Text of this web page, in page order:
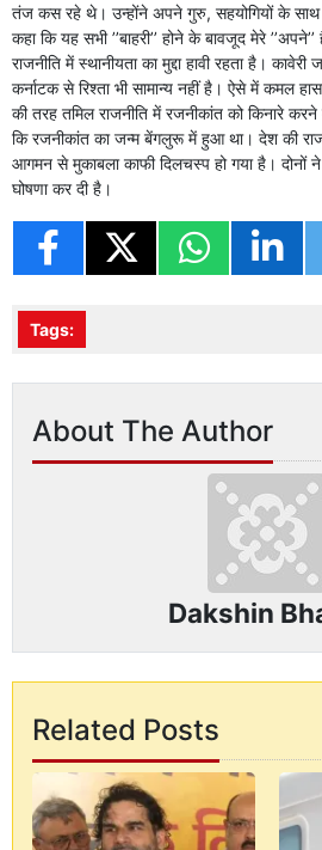
तंज कस रहे थे। उन्होंने अपने गुरु, सहयोगियों के साथ
कहा कि यह सभी ’’बाहरी’’ होने के बावजूद मेरे
राजनीति में स्थानीयता का मुद्दा हावी रहता है।
कर्नाटक से रिश्ता भी सामान्य नहीं है। ऐसे में कमल
की तरह तमिल राजनीति में रजनीकांत को किनारे
कि रजनीकांत का जन्म बेंगलुरू में हुआ था। देश की
आगमन से मुकाबला काफी दिलचस्प हो गया है। दोनों
घोषणा कर दी है।
Tags:
About The Author
Dakshin
Related Posts